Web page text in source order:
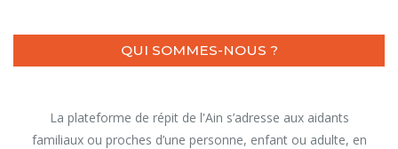
QUI SOMMES-NOUS ?
La plateforme de répit de l'Ain s’adresse aux aidants
familiaux ou proches d’une personne, enfant ou adulte, en